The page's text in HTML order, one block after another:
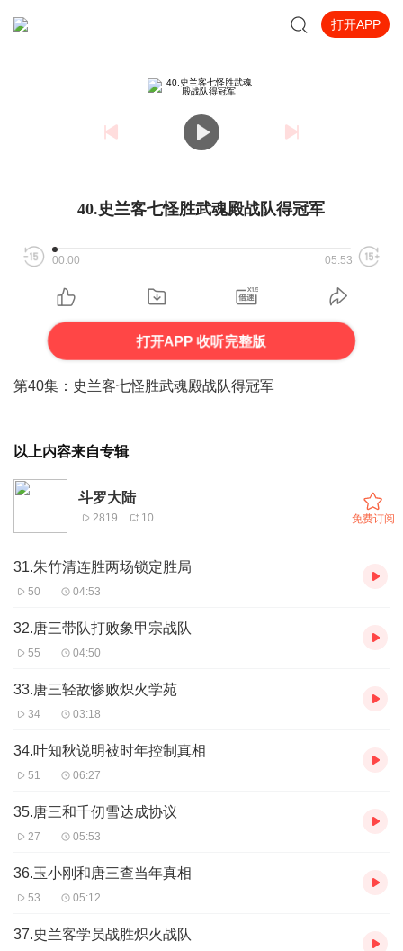
打开APP
40.史兰客七怪胜武魂殿战队得冠军
00:00 05:53
打开APP 收听完整版
第40集：史兰客七怪胜武魂殿战队得冠军
以上内容来自专辑
斗罗大陆
2819 10 免费订阅
31.朱竹清连胜两场锁定胜局
50 04:53
32.唐三带队打败象甲宗战队
55 04:50
33.唐三轻敌惨败炽火学苑
34 03:18
34.叶知秋说明被时年控制真相
51 06:27
35.唐三和千仞雪达成协议
27 05:53
36.玉小刚和唐三查当年真相
53 05:12
37.史兰客学员战胜炽火战队